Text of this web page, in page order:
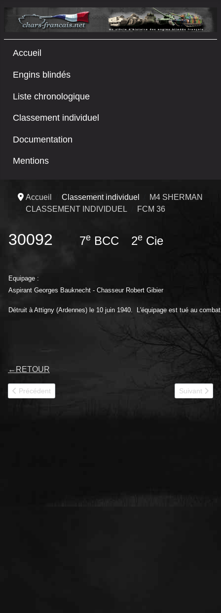
Accueil
Engins blindés
Liste chronologique
Classement individuel
Documentation
Mentions
Accueil Classement individuel
M4 SHERMAN
CLASSEMENT INDIVIDUEL
FCM 36
30092 7e BCC 2e Cie
Equipage :
Aspirant Georges Bauknecht - Chasseur Robert Gibier
Détruit à Attigny (Ardennes) le 10 juin 1940. L'équipage est tué au
← RETOUR
Article précédent : 30094
Précédent Article
Suivant